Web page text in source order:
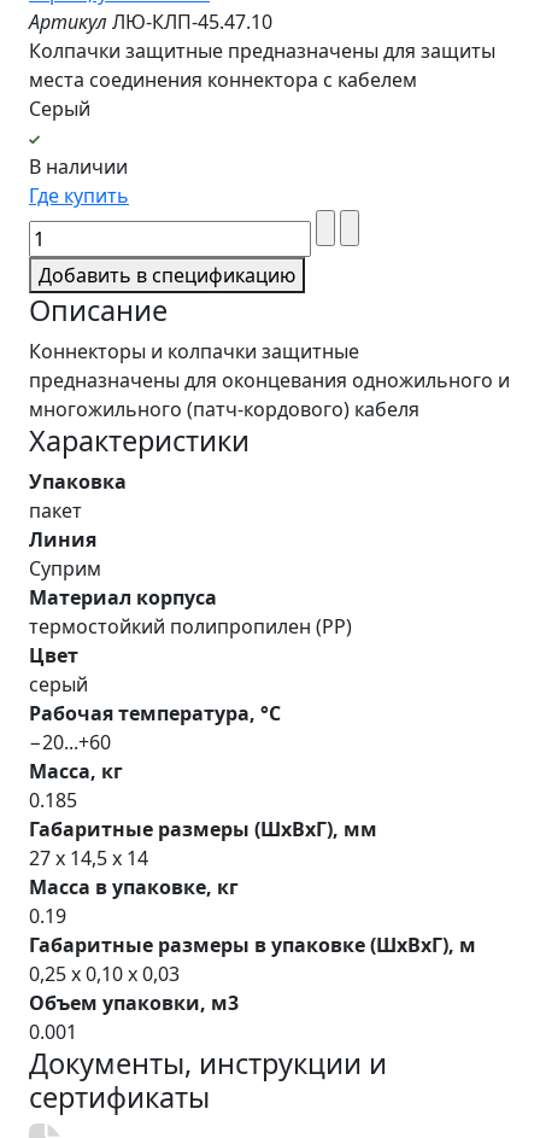
Артикул ЛЮ-КЛП-45.47.10
Колпачки защитные предназначены для защиты
места соединения коннектора с кабелем
Серый
В наличии
Где купить
Добавить в спецификацию
Описание
Коннекторы и колпачки защитные
предназначены для оконцевания одножильного и
многожильного (патч-кордового) кабеля
Характеристики
Упаковка
пакет
Линия
Суприм
Материал корпуса
термостойкий полипропилен (PP)
Цвет
серый
Рабочая температура, °С
−20...+60
Масса, кг
0.185
Габаритные размеры (ШхВхГ), мм
27 x 14,5 x 14
Масса в упаковке, кг
0.19
Габаритные размеры в упаковке (ШхВхГ), м
0,25 x 0,10 x 0,03
Объем упаковки, м3
0.001
Документы, инструкции и
сертификаты